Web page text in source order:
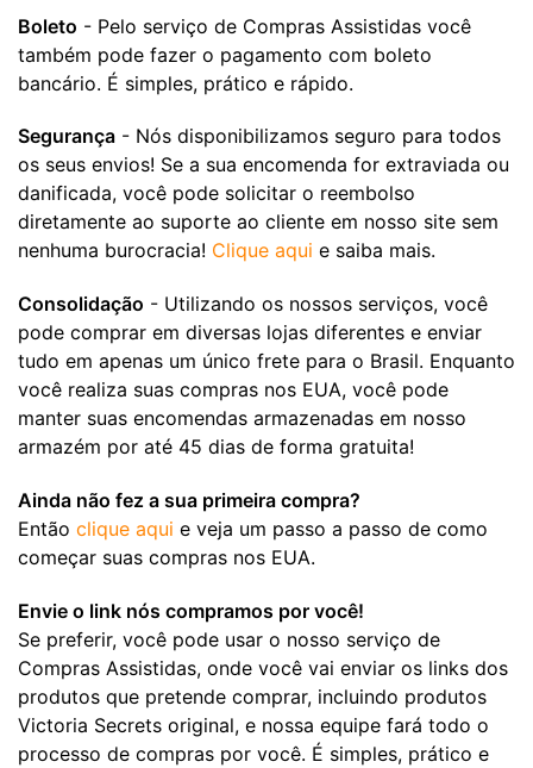
Boleto - Pelo serviço de Compras Assistidas você
também pode fazer o pagamento com boleto
bancário. É simples, prático e rápido.
Segurança - Nós disponibilizamos seguro para todos
os seus envios! Se a sua encomenda for extraviada ou
danificada, você pode solicitar o reembolso
diretamente ao suporte ao cliente em nosso site sem
nenhuma burocracia! Clique aqui e saiba mais.
Consolidação - Utilizando os nossos serviços, você
pode comprar em diversas lojas diferentes e enviar
tudo em apenas um único frete para o Brasil. Enquanto
você realiza suas compras nos EUA, você pode
manter suas encomendas armazenadas em nosso
armazém por até 45 dias de forma gratuita!
Ainda não fez a sua primeira compra?
Então clique aqui e veja um passo a passo de como
começar suas compras nos EUA.
Envie o link nós compramos por você!
Se preferir, você pode usar o nosso serviço de
Compras Assistidas, onde você vai enviar os links dos
produtos que pretende comprar, incluindo produtos
Victoria Secrets original, e nossa equipe fará todo o
processo de compras por você. É simples, prático e